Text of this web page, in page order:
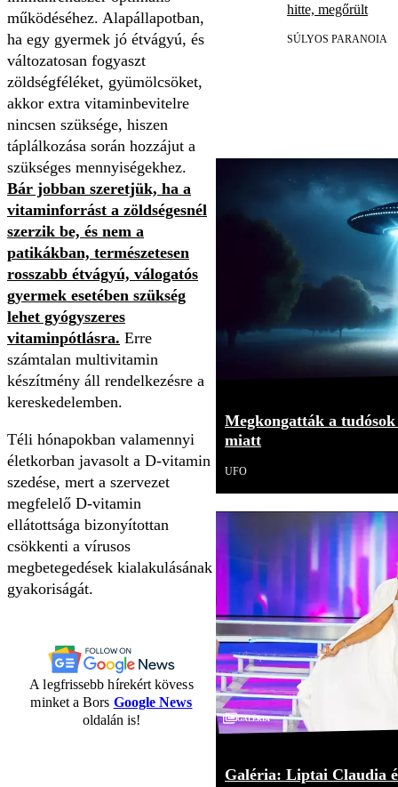
működéséhez. Alapállapotban,
ha egy gyermek jó étvágyú, és
változatosan fogyaszt
zöldségféléket, gyümölcsöket,
akkor extra vitaminbevitelre
nincsen szüksége, hiszen
táplálkozása során hozzájut a
szükséges mennyiségekhez.
Bár jobban szeretjük, ha a
vitaminforrást a zöldségesnél
szerzik be, és nem a
patikákban, természetesen
rosszabb étvágyú, válogatós
gyermek esetében szükség
lehet gyógyszeres
vitaminpótlásra. Erre
számtalan multivitamin
készítmény áll rendelkezésre a
kereskedelemben.
Téli hónapokban valamennyi
életkorban javasolt a D-vitamin
szedése, mert a szervezet
megfelelő D-vitamin
ellátottsága bizonyítottan
csökkenti a vírusos
megbetegedések kialakulásának
gyakoriságát.
A legfrissebb hírekért kövess
minket a Bors Google News
oldalán is!
hitte, megőrült
SÚLYOS PARANOIA
Megkongatták a
miatt
UFO
Galéria
Galéria: Liptai Claudia